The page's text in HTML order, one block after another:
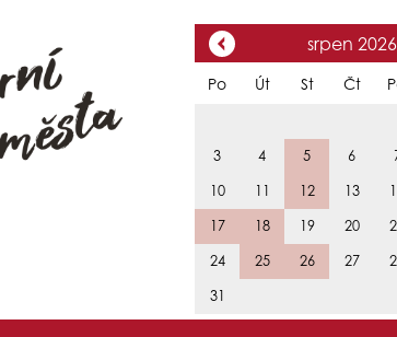
srpen 2026
Po Út St Čt
3 4 5 6
10 11 12 13
17 18 19 20
24 25 26 27
31